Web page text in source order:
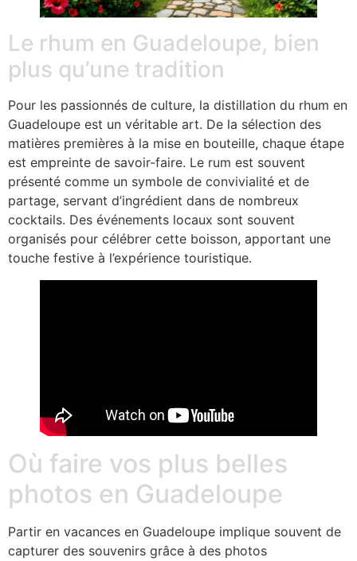
Le rhum en Guadeloupe, bien
plus qu’une tradition
Pour les passionnés de culture, la distillation du rhum en
Guadeloupe est un véritable art. De la sélection des
matières premières à la mise en bouteille, chaque étape
est empreinte de savoir-faire. Le rum est souvent
présenté comme un symbole de convivialité et de
partage, servant d’ingrédient dans de nombreux
cocktails. Des événements locaux sont souvent
organisés pour célébrer cette boisson, apportant une
touche festive à l’expérience touristique.
Où faire vos plus belles
photos en Guadeloupe
Partir en vacances en Guadeloupe implique souvent de
capturer des souvenirs grâce à des photos